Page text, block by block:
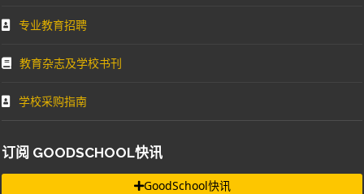
专业教育招聘
教育杂志及学校书刊
学校采购指南
订阅 GOODSCHOOL快讯
GoodSchool快讯